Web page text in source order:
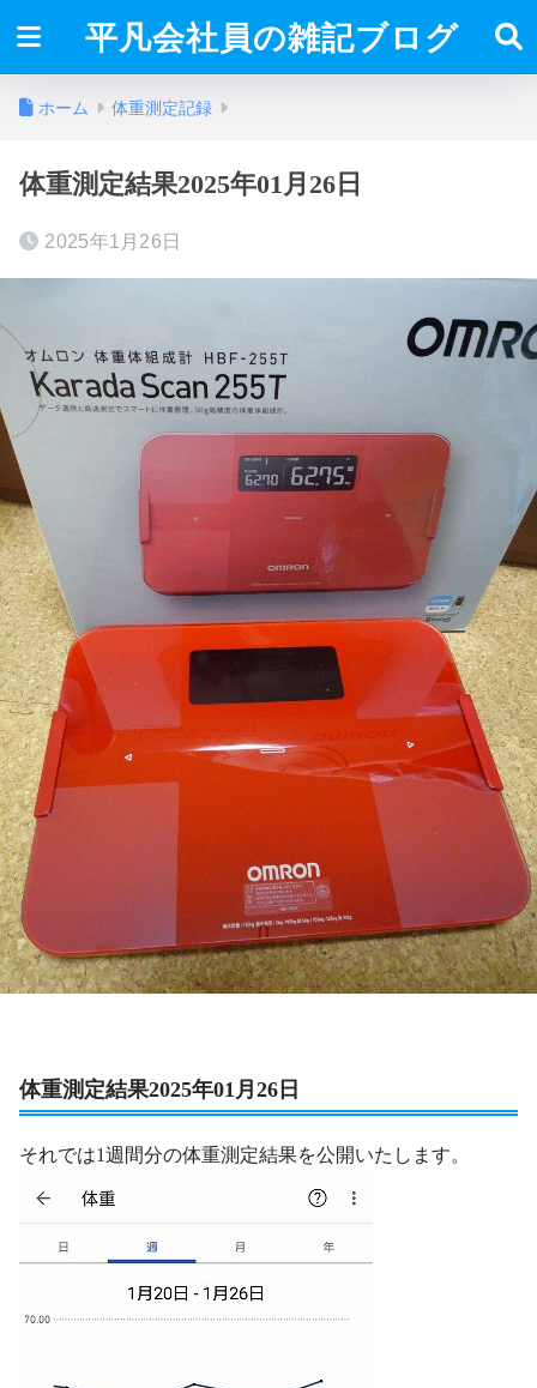
平凡会社員の雑記ブログ
ホーム 体重測定記録
体重測定結果2025年01月26日
2025年1月26日
体重測定結果2025年01月26日
それでは1週間分の体重測定結果を公開いたします。